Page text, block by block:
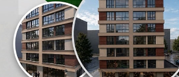
saptandı.
Şüphelilerin; terör örgütüyle
iltisaklı/bağlantılı paravan